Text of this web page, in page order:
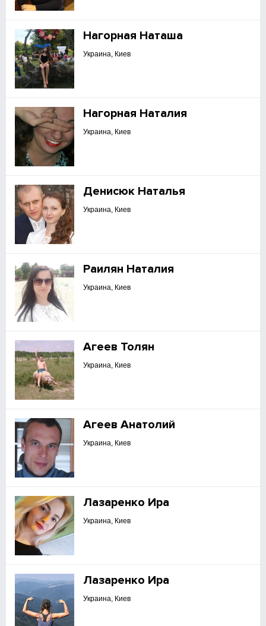
Нагорная Наташа
Украина, Киев
Нагорная Наталия
Украина, Киев
Денисюк Наталья
Украина, Киев
Раилян Наталия
Украина, Киев
Агеев Толян
Украина, Киев
Агеев Анатолий
Украина, Киев
Лазаренко Ира
Украина, Киев
Лазаренко Ира
Украина, Киев